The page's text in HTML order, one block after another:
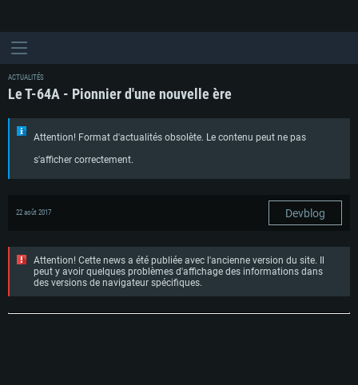
ACTUALITÉS
Le T-64A - Pionnier d'une nouvelle ère
Attention! Format d'actualités obsolète. Le contenu peut ne pas
s'afficher correctement.
22 août 2017 Devblog
Attention! Cette news a été publiée avec l'ancienne version du site. Il
peut y avoir quelques problèmes d'affichage des informations dans
des versions de navigateur spécifiques.